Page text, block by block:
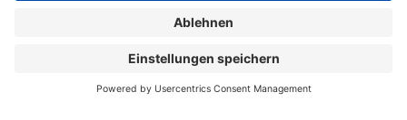
Cookie-Richtlinie Barrierefreiheitserklärung